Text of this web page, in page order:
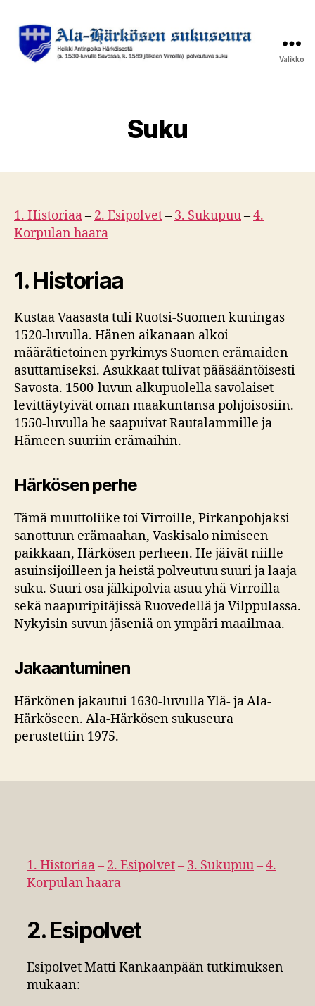
Valikko
Suku
1. Historiaa– 2. Esipolvet– 3. Sukupuu–4.
Korpulan haara
1. Historiaa
Kustaa Vaasasta tuli Ruotsi-Suomen kuningas
1520-luvulla. Hänen aikanaan alkoi
määrätietoinen pyrkimys Suomen erämaiden
asuttamiseksi. Asukkaat tulivat pääsääntöisesti
Savosta. 1500-luvun alkupuolella savolaiset
levittäytyivät oman maakuntansa pohjoisosiin.
1550-luvulla he saapuivat Rautalammille ja
Hämeen suuriin erämaihin.
Härkösen perhe
Tämä muuttoliike toi Virroille, Pirkanpohjaksi
sanottuun erämaahan, Vaskisalo nimiseen
paikkaan, Härkösen perheen. He jäivät niille
asuinsijoilleen ja heistä polveutuu suuri ja laaja
suku. Suuri osa jälkipolvia asuu yhä Virroilla
sekä naapuripitäjissä Ruovedellä ja Vilppulassa.
Nykyisin suvun jäseniä on ympäri maailmaa.
Jakaantuminen
Härkönen jakautui 1630-luvulla Ylä- ja Ala-
Härköseen. Ala-Härkösen sukuseura
perustettiin 1975.
1. Historiaa– 2. Esipolvet– 3. Sukupuu–4.
Korpulan haara
2. Esipolvet
Esipolvet Matti Kankaanpään tutkimuksen
mukaan: